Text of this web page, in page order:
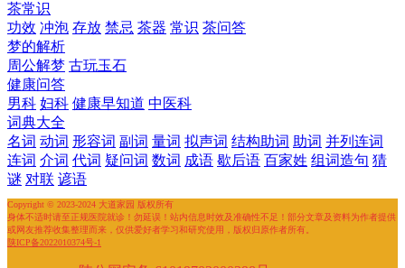
茶常识
功效 冲泡 存放 禁忌 茶器 常识 茶问答
梦的解析
周公解梦 古玩玉石
健康问答
男科 妇科 健康早知道 中医科
词典大全
名词 动词 形容词 副词 量词 拟声词 结构助词 助词 并列连词
连词 介词 代词 疑问词 数词 成语 歇后语 百家姓 组词造句 猜
谜 对联 谚语
Copyright © 2023-2024 大道家园 版权所有
身体不适时请至正规医院就诊！勿延误！站内信息时效及准确性不足！部分文章及资料为作者提供
或网友推荐收集整理而来，仅供爱好者学习和研究使用，版权归原作者所有。
陕ICP备2022010374号-1